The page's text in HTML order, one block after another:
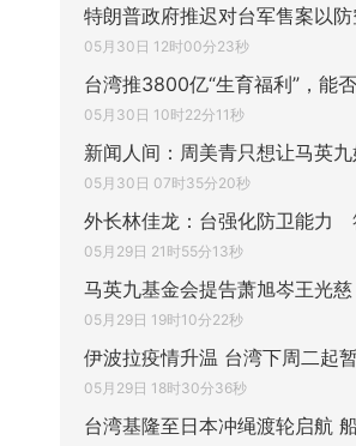
特朗普政府推迟对台军售案以
05月30日 12时00分23秒
台湾推3800亿“生育福利”，能
05月30日 10时22分11秒
新闻人间：周美青只想让马英
05月30日 07时35分20秒
05月29日 21时55分13秒
马英九基金会提告萧旭岑王光
05月29日 19时10分22秒
伊波拉疫情升温 台湾下周二起
05月29日 18时30分36秒
台湾基隆至日本冲绳渡轮启航